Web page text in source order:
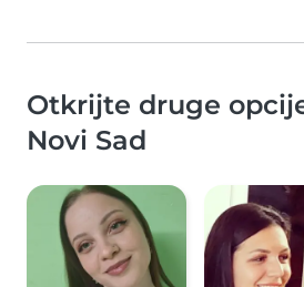
Otkrijte druge
Novi Sad